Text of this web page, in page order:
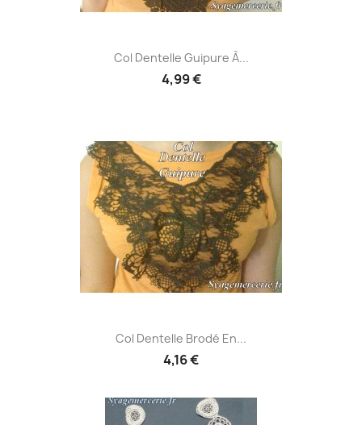
Col Dentelle Guipure À...
4,99 €
Col Dentelle Brodé En...
4,16 €